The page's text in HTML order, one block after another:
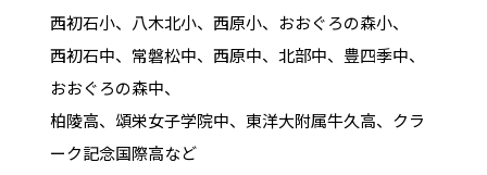
西初石小、八木北小、西原小、おおぐろの森小、
西初石中、常磐松中、西原中、北部中、豊四季中、
おおぐろの森中、
柏陵高、頌栄女子学院中、東洋大附属牛久高、クラ
ーク記念国際高など